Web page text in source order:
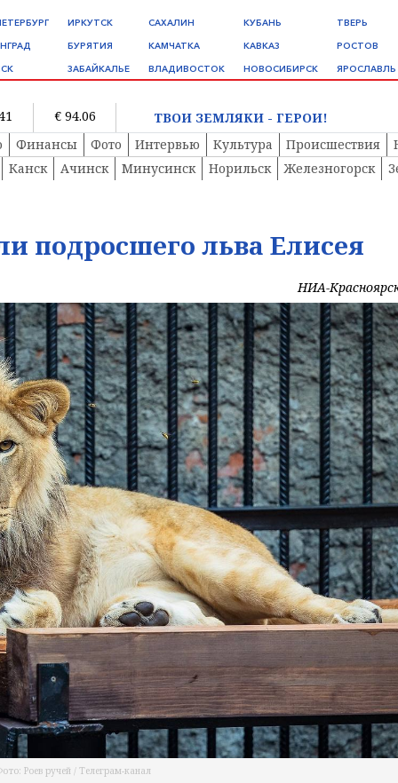
ИРКУТСК
БУРЯТИЯ
ЗАБАЙКАЛЬЕ
САХАЛИН
КАМЧАТКА
ВЛАДИВОСТОК
КУБАНЬ
КАВКАЗ
НОВОСИБИРСК
ТВЕРЬ
РОСТОВ
ЯРОСЛАВЛЬ
€ 94.06
ТВОИ ЗЕМЛЯКИ - ГЕРОИ!
Финансы Фото Интервью Культура Происшествия
Канск
Ачинск Минусинск Норильск Железногорск
подросшего льва Елисея
НИА-
Роев ручей / Телеграм-канал